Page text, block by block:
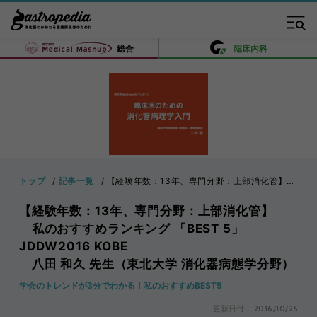
総合 臨床内科
トップ 記事一覧 【経験年数：13年、専門分野：上部消化管】 私のおすすめランキング 「BEST 5」 JDDW2016 KOBE 八田 和久 先生（東北大学 消化器病態学分野）
【経験年数：13年、専門分野：上部消化管】
私のおすすめランキング 「BEST 5」
JDDW2016 KOBE
八田 和久 先生（東北大学 消化器病態学分野）
学会のトレンドが3分でわかる！私のおすすめBEST5
更新日付： 2016/10/25